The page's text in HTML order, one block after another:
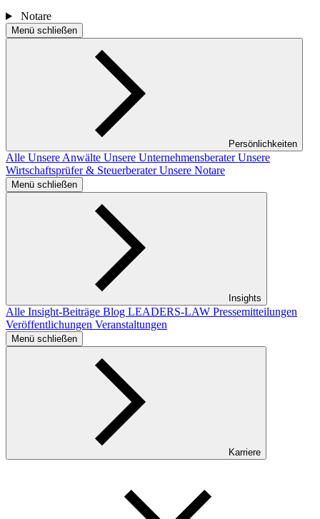
Notare
Menü schließen
Persönlichkeiten
Alle Unsere Anwälte Unsere UnternehmensberaterUnsere
Wirtschaftsprüfer & SteuerberaterUnsere Notare
Menü schließen
Insights
Alle Insight-Beiträge Blog LEADERS-LAW Pressemitteilungen
Veröffentlichungen Veranstaltungen
Menü schließen
Karriere